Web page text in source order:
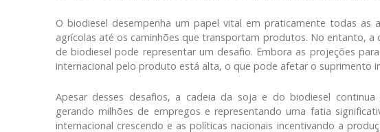
O biodiesel desempenha um papel vital em praticamente todas as
agrícolas até os caminhões que transportam produtos. No entanto, a
de biodiesel pode representar um desafio. Embora as projeções
internacional pelo produto está alta, o que pode afetar o suprimento
Apesar desses desafios, a cadeia da soja e do biodiesel continua
gerando milhões de empregos e representando uma fatia
internacional crescendo e as políticas nacionais incentivando a